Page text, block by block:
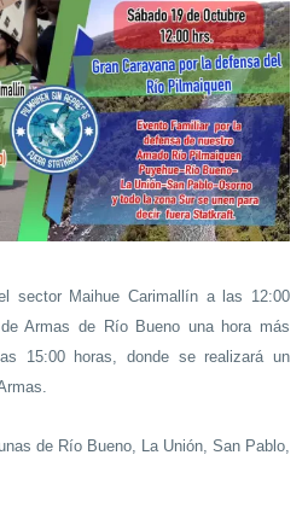
sector Maihue Carimallín a las 12:00
Armas de Río Bueno una hora más
15:00 horas, donde se realizará un
de Río Bueno, La Unión, San Pablo,